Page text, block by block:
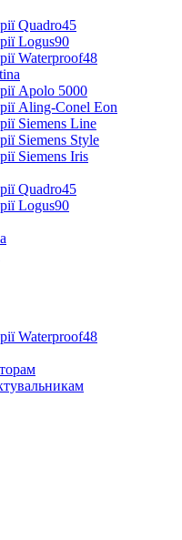
Quadro45
Logus90
Waterproof48
Apolo 5000
Aling-Conel Eon
Siemens Line
Siemens Style
Siemens Iris
Quadro45
Logus90
Waterproof48